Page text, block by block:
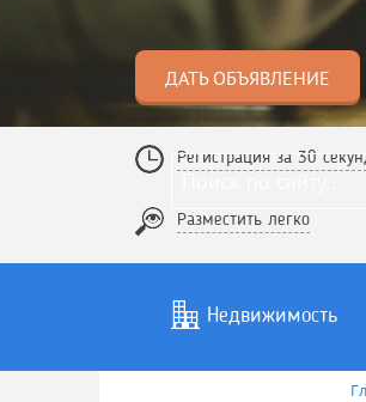
ДАТЬ ОБЪЯВЛЕНИЕ
Регистрация за 30
Разместить легко
Недвижимость